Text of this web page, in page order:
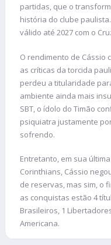
partidas, que o
história do clube
válido até 2027 com o
O rendimento de Cássio
as críticas da torcida
perdeu a titularidade
ambiente ainda mais
SBT, o ídolo do Timão
psiquiatra justamente
sofrendo.
Entretanto, em sua
Corinthians, Cássio
de reservas, mas sim, o
as conquistas estão 4
Brasileiros, 1
Americana.